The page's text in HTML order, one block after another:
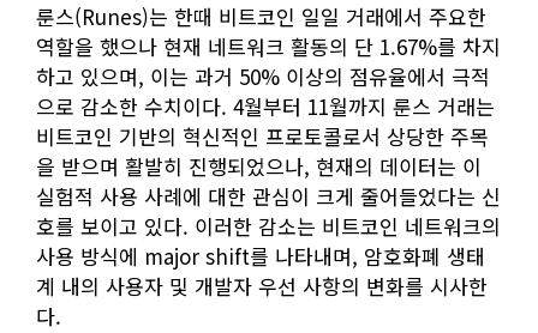
룬스(Runes)는 한때 비트코인 일일 거래에서 주요한
역할을 했으나 현재 네트워크 활동의 단 1.67%를 차지
하고 있으며, 이는 과거 50% 이상의 점유율에서 극적
으로 감소한 수치이다. 4월부터 11월까지 룬스 거래는
비트코인 기반의 혁신적인 프로토콜로서 상당한 주목
을 받으며 활발히 진행되었으나, 현재의 데이터는 이
실험적 사용 사례에 대한 관심이 크게 줄어들었다는 신
호를 보이고 있다. 이러한 감소는 비트코인 네트워크의
사용 방식에 major shift를 나타내며, 암호화폐 생태
계 내의 사용자 및 개발자 우선 사항의 변화를 시사한
다.